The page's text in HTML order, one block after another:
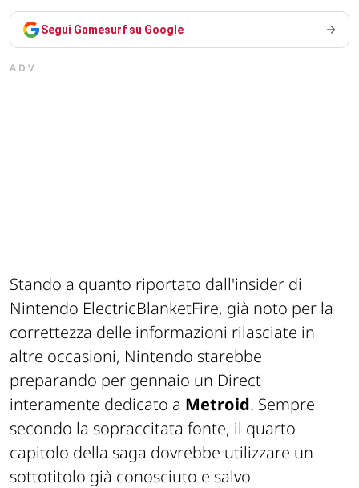
Segui Gamesurf su Google
ADV
Stando a quanto riportato dall'insider di
Nintendo ElectricBlanketFire, già noto per la
correttezza delle informazioni rilasciate in
altre occasioni, Nintendo starebbe
preparando per gennaio un Direct
interamente dedicato a Metroid. Sempre
secondo la sopraccitata fonte, il quarto
capitolo della saga dovrebbe utilizzare un
sottotitolo già conosciuto e salvo